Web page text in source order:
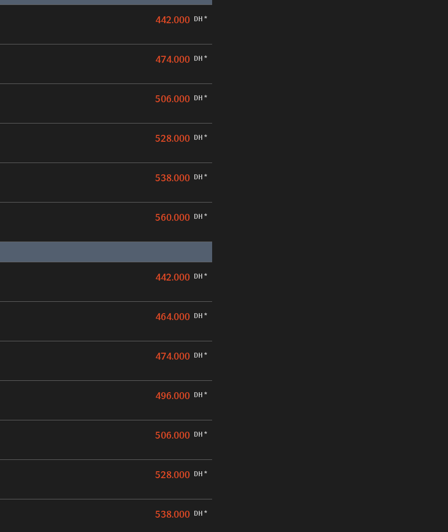
442.000 DH *
474.000 DH *
506.000 DH *
528.000 DH *
538.000 DH *
560.000 DH *
442.000 DH *
464.000 DH *
474.000 DH *
496.000 DH *
506.000 DH *
528.000 DH *
538.000 DH *